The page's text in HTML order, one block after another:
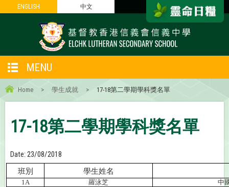
ENGLISH 中文
ENGLISH 中文
MENU
Home > 學生成就 > 17-18第二學期學科獎名單
17-18第二學期學科獎名單
Date: 23/08/2018
班別 學生姓名
1A 羅泳芝
中